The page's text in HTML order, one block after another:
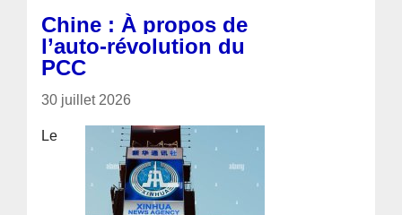
Chine : À propos de
l’auto-révolution du
PCC
30 juillet 2026
Le